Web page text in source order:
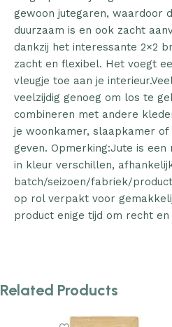
gewoon jutegaren, waardoor
duurzaam is en ook zacht
dankzij het interessante 2×2
zacht en flexibel. Het voegt
vleugje toe aan je
veelzijdig genoeg om los te
combineren met andere
je woonkamer, slaapkamer
geven. Opmerking:Jute is
in kleur verschillen,
batch/seizoen/fabriek/
op rol verpakt voor
product enige tijd om recht
Related Products